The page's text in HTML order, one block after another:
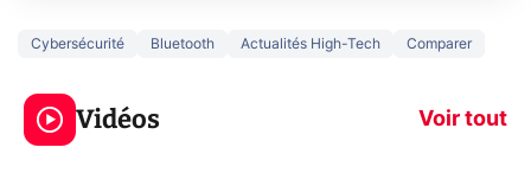
Cybersécurité Bluetooth Actualités High-Tech Comparer
Vidéos Voir tout
jeux dans la
prochaine Xbox !
Ce que vous
navigation